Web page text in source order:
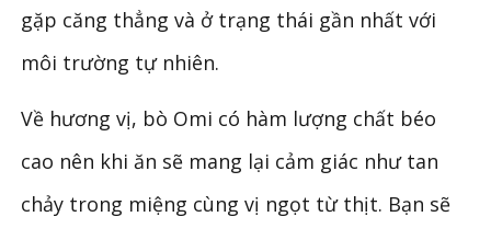
gặp căng thẳng và ở trạng thái gần nhất với
môi trường tự nhiên.
Về hương vị, bò Omi có hàm lượng chất béo
cao nên khi ăn sẽ mang lại cảm giác như tan
chảy trong miệng cùng vị ngọt từ thịt. Bạn sẽ